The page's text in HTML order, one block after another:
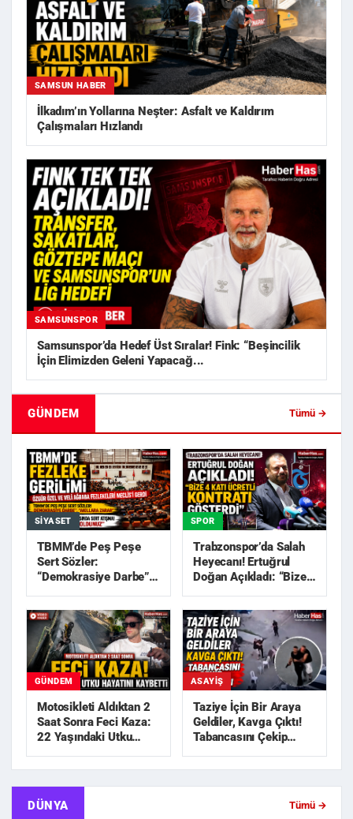
SAMSUN HABER
İlkadım’ın Yollarına Neşter: Asfalt ve Kaldırım
Çalışmaları Hızlandı
SAMSUNSPOR
Samsunspor’da Hedef Üst Sıralar! Fink: “Beşincilik
İçin Elimizden Geleni Yapacağ...
GÜNDEM Tümü →
SIYASET
TBMM’de Peş Peşe
Sert Sözler:
“Demokrasiye Darbe”,
SPOR
Trabzonspor’da Salah
Heyecanı! Ertuğrul
Doğan Açıkladı: “Bize
GÜNDEM
Motosikleti Aldıktan 2
Saat Sonra Feci Kaza:
22 Yaşındaki Utku
ASAYIŞ
Taziye İçin Bir Araya
Geldiler, Kavga Çıktı!
Tabancasını Çekip
DÜNYA Tümü →